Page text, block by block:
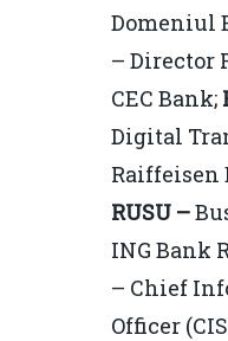
Domeniul
– Director
CEC Bank;
Digital
Raiffeisen
RUSU –
ING Bank
– Chief
Officer